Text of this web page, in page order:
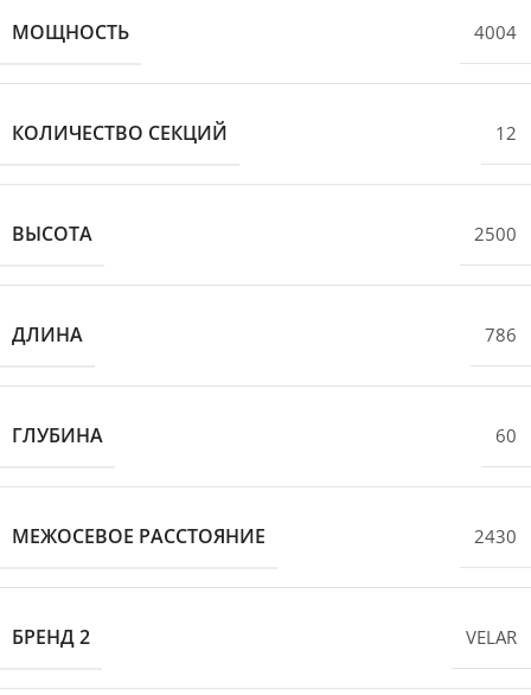
МОЩНОСТЬ 4004
КОЛИЧЕСТВО СЕКЦИЙ 12
ВЫСОТА 2500
ДЛИНА 786
ГЛУБИНА 60
МЕЖОСЕВОЕ РАССТОЯНИЕ 2430
БРЕНД 2 VELAR